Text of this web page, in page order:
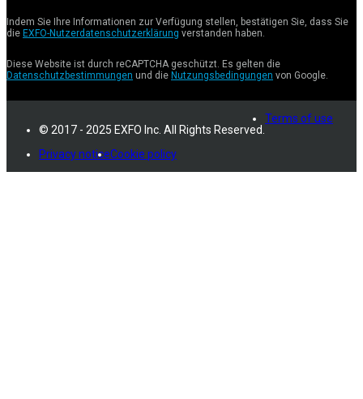
Indem Sie Ihre Informationen zur Verfügung stellen, bestätigen Sie, dass Sie
die EXFO-Nutzerdatenschutzerklärung verstanden haben.
Diese Website ist durch reCAPTCHA geschützt. Es gelten die
Datenschutzbestimmungen und die Nutzungsbedingungen von Google.
© 2017 - 2025 EXFO Inc. All Rights Reserved.
Terms of use
Privacy noticeCookie policy